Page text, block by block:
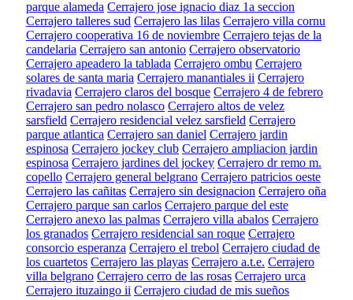
parque alameda Cerrajero jose ignacio diaz 1a seccion
Cerrajero talleres sud Cerrajero las lilas Cerrajero villa cornu
Cerrajero cooperativa 16 de noviembre Cerrajero tejas de la
candelaria Cerrajero san antonio Cerrajero observatorio
Cerrajero apeadero la tablada Cerrajero ombu Cerrajero
solares de santa maria Cerrajero manantiales ii Cerrajero
rivadavia Cerrajero claros del bosque Cerrajero 4 de febrero
Cerrajero san pedro nolasco Cerrajero altos de velez
sarsfield Cerrajero residencial velez sarsfield Cerrajero
parque atlantica Cerrajero san daniel Cerrajero jardin
espinosa Cerrajero jockey club Cerrajero ampliacion jardin
espinosa Cerrajero jardines del jockey Cerrajero dr remo m.
copello Cerrajero general belgrano Cerrajero patricios oeste
Cerrajero las cañitas Cerrajero sin designacion Cerrajero oña
Cerrajero parque san carlos Cerrajero parque del este
Cerrajero anexo las palmas Cerrajero villa abalos Cerrajero
los granados Cerrajero residencial san roque Cerrajero
consorcio esperanza Cerrajero el trebol Cerrajero ciudad de
los cuartetos Cerrajero las playas Cerrajero a.t.e. Cerrajero
villa belgrano Cerrajero cerro de las rosas Cerrajero urca
Cerrajero ituzaingo ii Cerrajero ciudad de mis sueños